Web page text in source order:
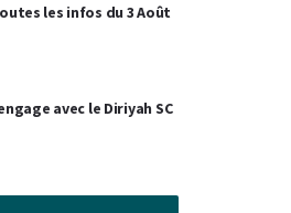
les infos du 3 Août
avec le Diriyah SC